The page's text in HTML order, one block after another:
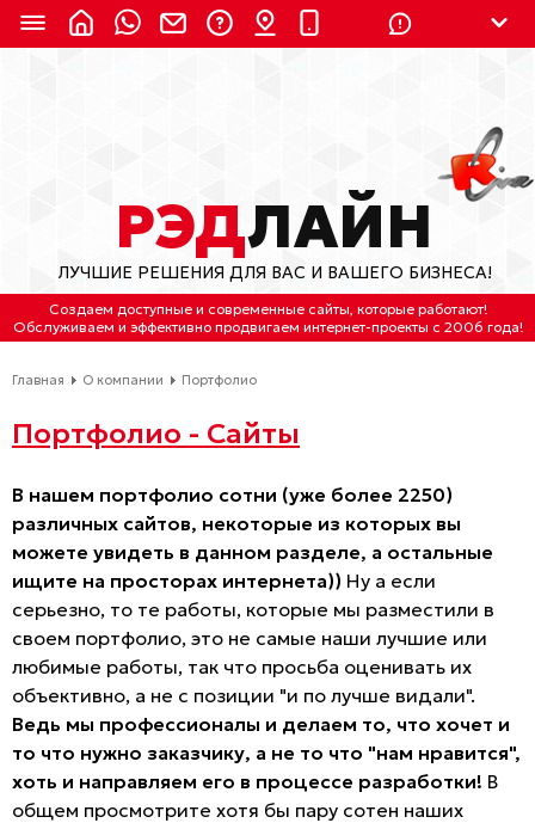
(с 2:30 до 11:30 по
Бесплатно по России
(4212) 658-653
(4212) 637-673
Отдельный вход \ Левый торец здания
Пн-пт. с 9:30 до 18:30 (по Хбк)
Все контакты
РЭДЛАЙН
ЛУЧШИЕ РЕШЕНИЯ ДЛЯ ВАС И ВАШЕГО БИЗНЕСА!
Создаем доступные и современные сайты, которые работают!
Обслуживаем и эффективно продвигаем интернет-проекты с 2006 года!
Главная О компании Портфолио
Портфолио - Сайты
В нашем портфолио сотни (уже более 2250)
различных сайтов, некоторые из которых вы
можете увидеть в данном разделе, а остальные
ищите на просторах интернета)) Ну а если
серьезно, то те работы, которые мы разместили в
своем портфолио, это не самые наши лучшие или
любимые работы, так что просьба оценивать их
объективно, а не с позиции "и по лучше видали".
Ведь мы профессионалы и делаем то, что хочет и
то что нужно заказчику, а не то что "нам нравится",
хоть и направляем его в процессе разработки! В
общем просмотрите хотя бы пару сотен наших